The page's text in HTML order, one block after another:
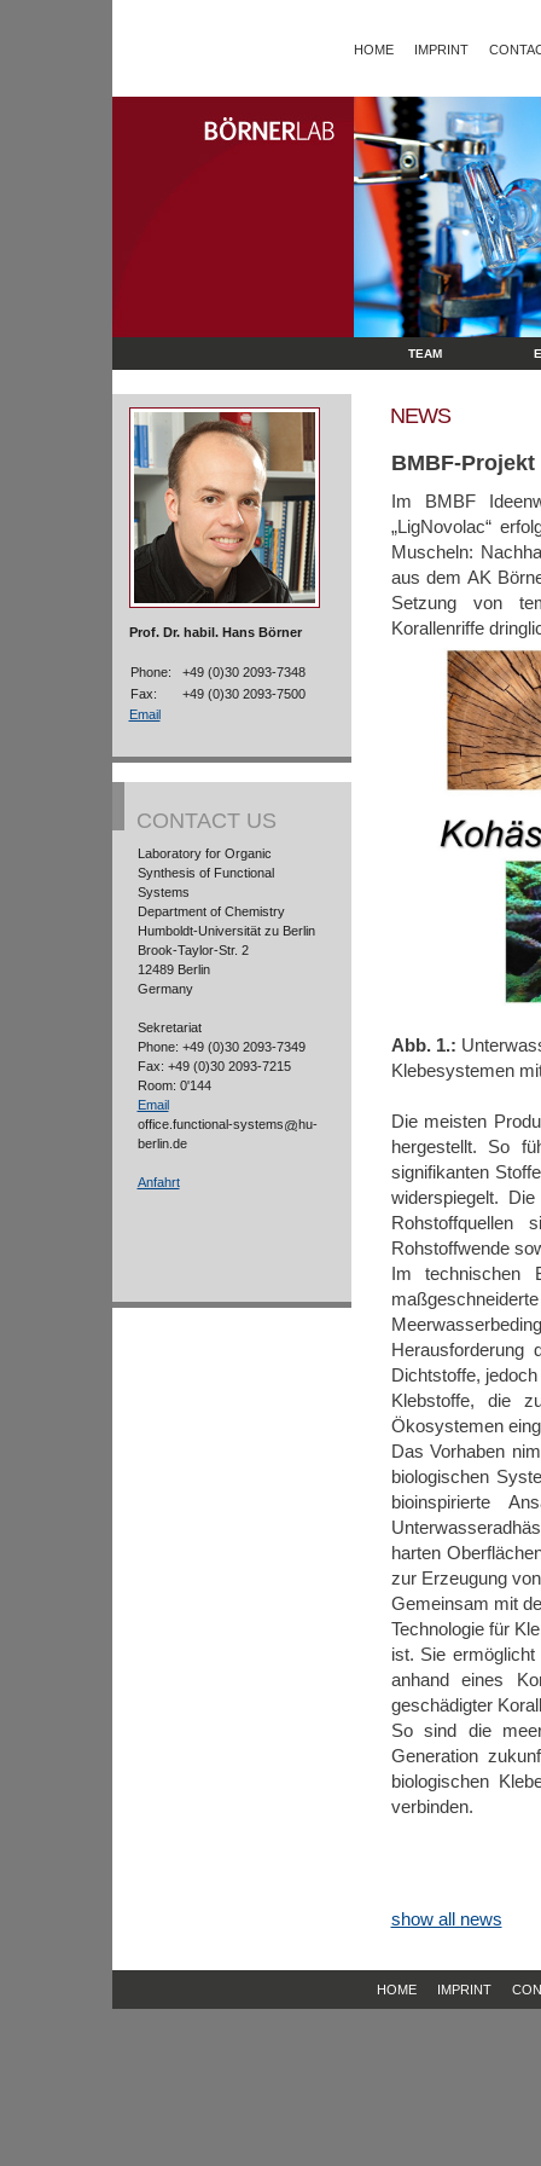
HOME IMPRINT
TEAM
Prof. Dr. habil. Hans Börner
Phone:
+49 (0)30 2093-7348
Fax:
+49 (0)30 2093-7500
Email
CONTACT US
Laboratory for Organic
Synthesis of Functional
Systems
Department of Chemistry
Humboldt-Universität zu Berlin
Brook-Taylor-Str. 2
12489 Berlin
Germany
Sekretariat
Phone: +49 (0)30 2093-7349
Fax: +49 (0)30 2093-7215
Room: 0'144
Email
office.functional-systems
hu-
berlin.de
Anfahrt
NEWS
BMBF-Projekt
Im BMBF
„LigNovolac“
Muscheln:
aus dem AK
Setzung von
Korallenriffe
Abb. 1.:
Klebesystemen
Die meisten
hergestellt. So
signifikanten
widerspiegelt.
Rohstoffwende
Im technischen
Dichtstoffe,
Klebstoffe, die
Ökosystemen
Das Vorhaben
biologischen
bioinspirierte
harten
zur Erzeugung
Gemeinsam mit
Technologie für
ist. Sie
anhand eines
geschädigter
So sind die
Generation
biologischen
verbinden.
show all news
HOME IMPRINT